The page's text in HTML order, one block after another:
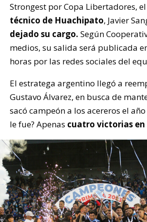
Strongest por Copa Libertadores, el
técnico de Huachipato, Javier
dejado su cargo. Según
medios, su salida será publicada
horas por las redes sociales del
El estratega argentino llegó a
Gustavo Álvarez, en busca de
sacó campeón a los acereros el
le fue? Apenas cuatro victorias